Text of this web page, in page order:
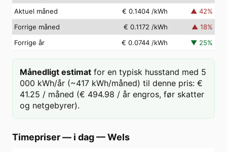
Aktuel måned
€ 0.1404 /kWh ▲ 42%
Forrige måned
€ 0.1172 /kWh ▲ 18%
Forrige år
€ 0.0744 /kWh ▼ 25%
Månedligt estimat for en typisk husstand med 5
000 kWh/år (~417 kWh/måned) til denne pris: €
41.25 / måned (€ 494.98 / år engros, før skatter
og netgebyrer).
Timepriser — i dag—Wels